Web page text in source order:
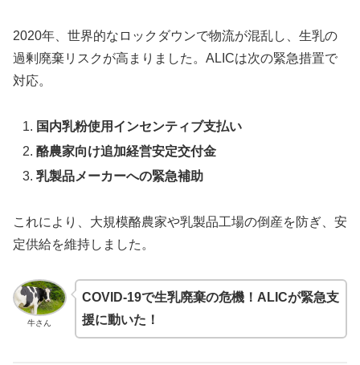
2020年、世界的なロックダウンで物流が混乱し、生乳の
過剰廃棄リスクが高まりました。ALICは次の緊急措置で
対応。
国内乳粉使用インセンティブ支払い
酪農家向け追加経営安定交付金
乳製品メーカーへの緊急補助
これにより、大規模酪農家や乳製品工場の倒産を防ぎ、安
定供給を維持しました。
牛さん
COVID-19で生乳廃棄の危機！ALICが緊急支
援に動いた！